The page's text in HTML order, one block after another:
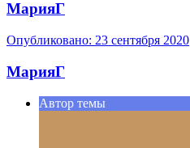
МарияГ
Опубликовано: 23 сентября 2020
МарияГ
Автор темы